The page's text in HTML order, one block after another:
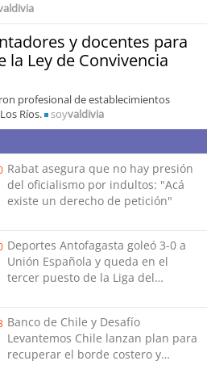
y docentes para
la Ley de Convivencia
profesional de establecimientos
Ríos.
soyvaldivia
Rabat asegura que no hay presión
del oficialismo por indultos: "Acá
existe un derecho de petición"
Deportes Antofagasta goleó 3-0 a
Unión Española y queda en el
tercer puesto de la Liga del
Banco de Chile y Desafío
Levantemos Chile lanzan plan para
recuperar el borde costero y